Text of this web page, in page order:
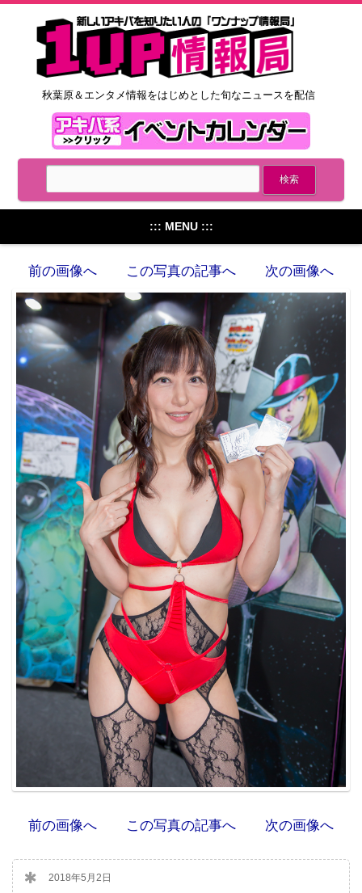
秋葉原＆エンタメ情報をはじめとした旬なニュースを配信
::: MENU :::
前の画像へ この写真の記事へ 次の画像へ
前の画像へ この写真の記事へ 次の画像へ
2018年5月2日